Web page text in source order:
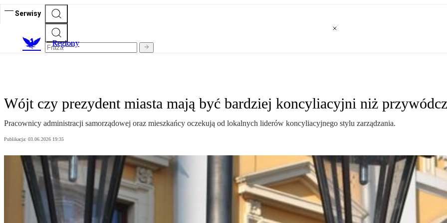
Serwisy
Regiony
Wójt czy prezydent miasta mają być bardziej koncyliacyjni niż
Pracownicy administracji samorządowej oraz mieszkańcy oczekują od lokalnych liderów koncyliacyjnego stylu zarządzania.
Publikacja: 03.06.2026 19:35